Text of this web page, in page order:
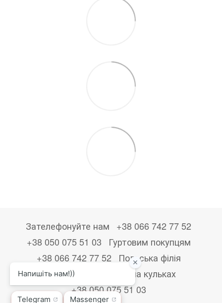
Зателефонуйте нам
+38 066 742 77 52
+38 050 075 51 03
Гуртовим покупцям
+38 066 742 77 52
Польська філія
+48533867723
Друк на кульках
+38 050 075 51 03